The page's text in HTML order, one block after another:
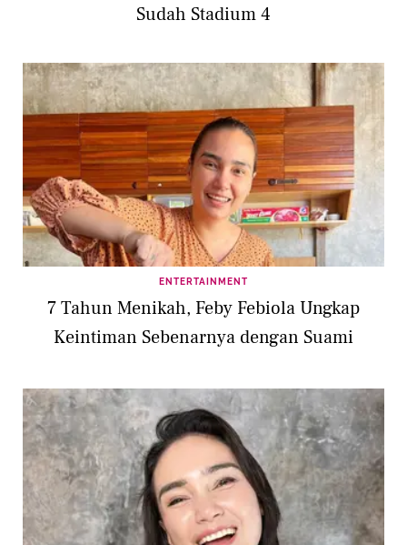
Sudah Stadium 4
ENTERTAINMENT
7 Tahun Menikah, Feby Febiola Ungkap
Keintiman Sebenarnya dengan Suami